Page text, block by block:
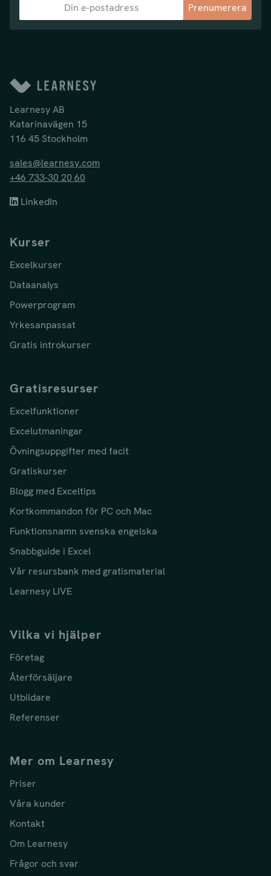
Prenumerera
Learnesy AB
Katarinavägen 15
116 45 Stockholm
sales@learnesy.com
+46 733-30 20 60
LinkedIn
Kurser
Excelkurser
Dataanalys
Powerprogram
Yrkesanpassat
Gratis introkurser
Gratisresurser
Excelfunktioner
Excelutmaningar
Övningsuppgifter med facit
Gratiskurser
Blogg med Exceltips
Kortkommandon för PC och Mac
Funktionsnamn svenska engelska
Snabbguide i Excel
Vår resursbank med gratismaterial
Learnesy LIVE
Vilka vi hjälper
Företag
Återförsäljare
Utbildare
Referenser
Mer om Learnesy
Priser
Våra kunder
Kontakt
Om Learnesy
Frågor och svar